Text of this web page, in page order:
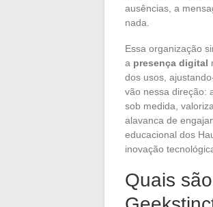
ausências, a
nada.
Essa organização
a presença digital
dos usos,
vão nessa direção:
sob medida,
alavanca de
educacional dos
inovação
Quais